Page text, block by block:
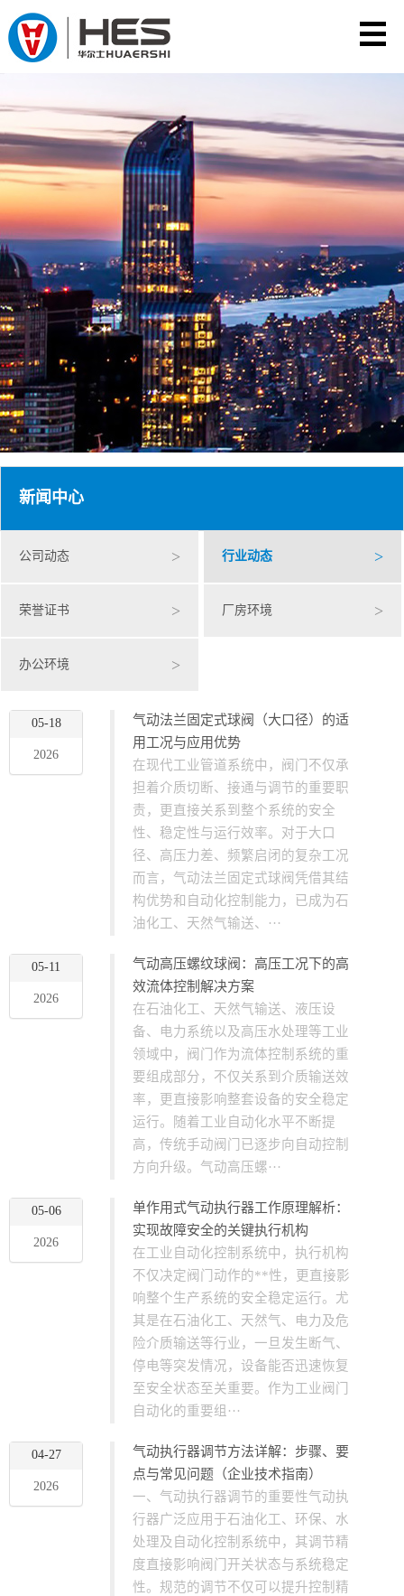
新闻中心
公司动态 > 行业动态 >
荣誉证书 > 厂房环境 >
办公环境 >
05-18
2026
气动法兰固定式球阀（大口径）的适
用工况与应用优势
在现代工业管道系统中，阀门不仅承
担着介质切断、接通与调节的重要职
责，更直接关系到整个系统的安全
性、稳定性与运行效率。对于大口
径、高压力差、频繁启闭的复杂工况
而言，气动法兰固定式球阀凭借其结
构优势和自动化控制能力，已成为石
油化工、天然气输送、···
05-11
2026
气动高压螺纹球阀：高压工况下的高
效流体控制解决方案
在石油化工、天然气输送、液压设
备、电力系统以及高压水处理等工业
领域中，阀门作为流体控制系统的重
要组成部分，不仅关系到介质输送效
率，更直接影响整套设备的安全稳定
运行。随着工业自动化水平不断提
高，传统手动阀门已逐步向自动控制
方向升级。气动高压螺···
05-06
2026
单作用式气动执行器工作原理解析：
实现故障安全的关键执行机构
在工业自动化控制系统中，执行机构
不仅决定阀门动作的**性，更直接影
响整个生产系统的安全稳定运行。尤
其是在石油化工、天然气、电力及危
险介质输送等行业，一旦发生断气、
停电等突发情况，设备能否迅速恢复
至安全状态至关重要。作为工业阀门
自动化的重要组···
04-27
2026
气动执行器调节方法详解：步骤、要
点与常见问题（企业技术指南）
一、气动执行器调节的重要性气动执
行器广泛应用于石油化工、环保、水
处理及自动化控制系统中，其调节精
度直接影响阀门开关状态与系统稳定
性。规范的调节不仅可以提升控制精